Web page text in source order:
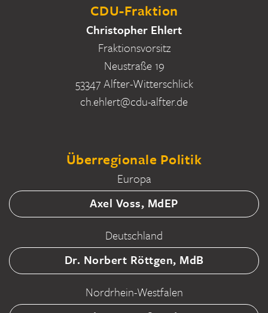
CDU-Fraktion
Christopher Ehlert
Fraktionsvorsitz
Neustraße 19
53347 Alfter-Witterschlick
ch.ehlert@cdu-alfter.de
Überregionale Politik
Europa
Axel Voss, MdEP
Deutschland
Dr. Norbert Röttgen, MdB
Nordrhein-Westfalen